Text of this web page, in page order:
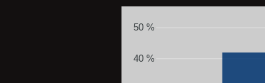
50 %
40 %